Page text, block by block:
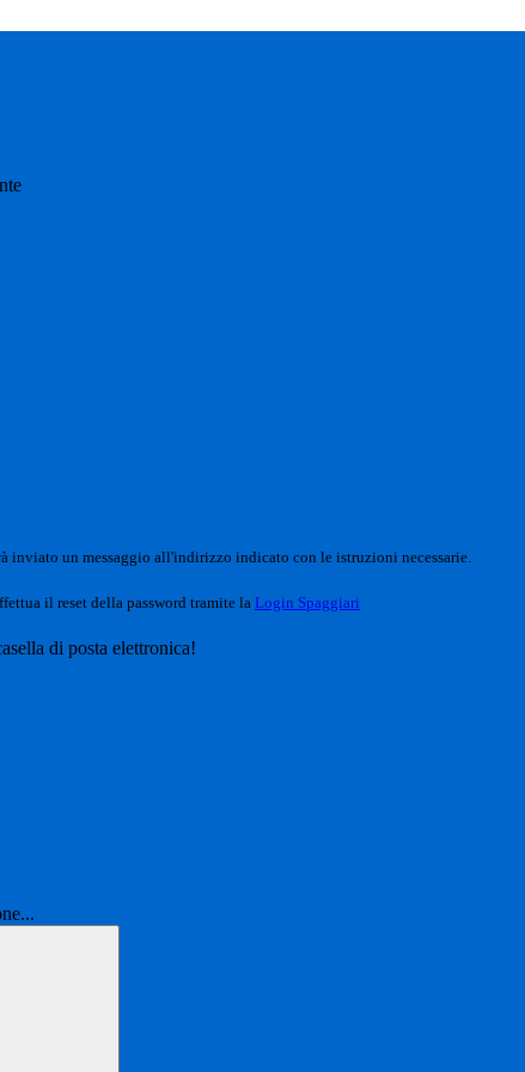
inviato un messaggio all'indirizzo indicato con le istruzioni necessarie.
il reset della password tramite la Login Spaggiari
di posta elettronica!